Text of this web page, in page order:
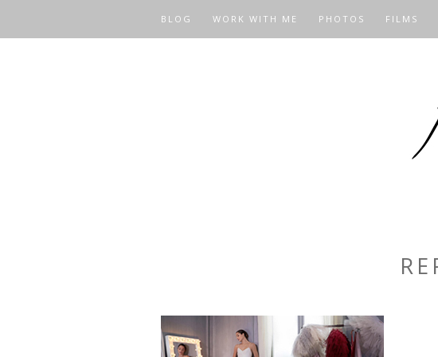
BLOG WORK WITH ME PHOTOS FILMS